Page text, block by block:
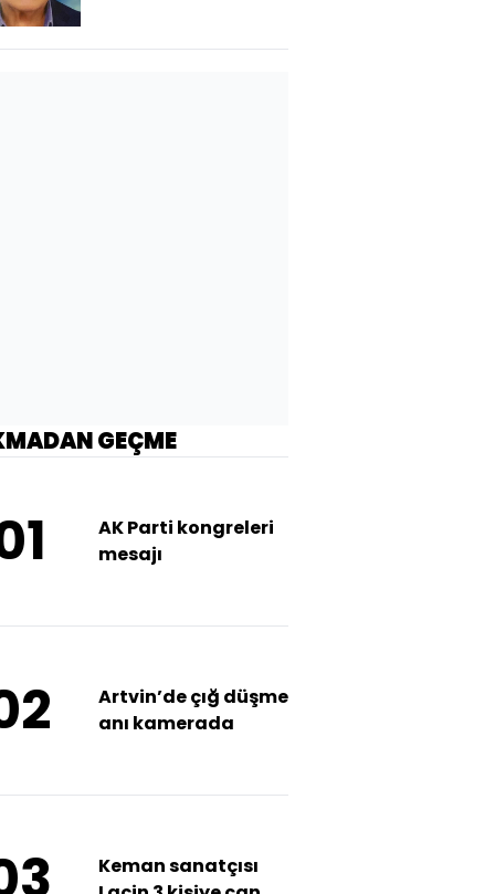
GEÇME
AK Parti kongreleri
mesajı
Artvin’de çığ düşme
anı kamerada
Keman sanatçısı